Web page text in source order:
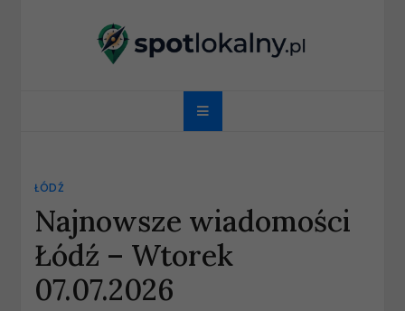
spotlokalny.pl
ŁÓDŹ
Najnowsze wiadomości
Łódź – Wtorek
07.07.2026